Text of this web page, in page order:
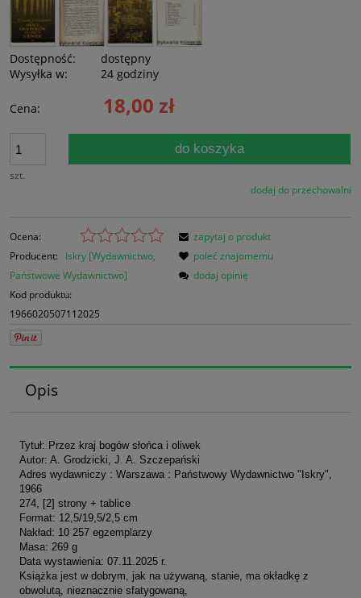
Dostępność:
dostępny
Wysyłka w:
24 godziny
Cena: 18,00 zł
szt.
do koszyka
dodaj do przechowalni
Ocena:
Producent:
Iskry [Wydawnictwo,
Państwowe Wydawnictwo]
Kod produktu:
1966020507112025
zapytaj o produkt
poleć znajomemu
dodaj opinię
Opis
Tytuł: Przez kraj bogów słońca i oliwek
Autor: A. Grodzicki, J. A. Szczepański
Adres wydawniczy : Warszawa : Państwowy Wydawnictwo "Iskry",
1966
274, [2] strony + tablice
Format: 12,5/19,5/2,5 cm
Nakład: 10 257 egzemplarzy
Masa: 269 g
Data wystawienia: 07.11.2025 r.
Książka jest w dobrym, jak na używaną, stanie, ma okładkę z
obwolutą, nieznacznie sfatygowaną,